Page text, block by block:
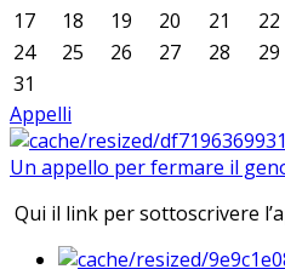
17
18 19 20 21 22
24
25 26 27 28 29
31
Appelli
Un appello per fermare il
Qui il link per sottoscrivere